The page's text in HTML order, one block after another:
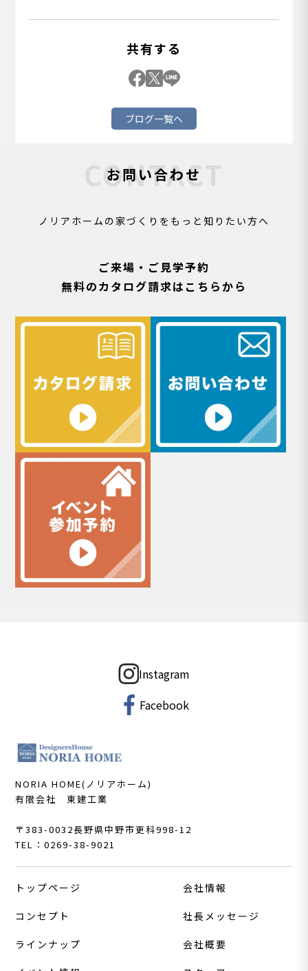
共有する
ブログ一覧へ
お問い合わせ
CONTACT
ノリアホームの家づくりをもっと知りたい方へ
ご来場・ご見学予約
無料のカタログ請求はこちらから
Instagram
Facebook
NORIA HOME(ノリアホーム)
有限会社 東建工業
〒383-0032長野県中野市更科998-12
TEL：0269-38-9021
トップページ
コンセプト
ラインナップ
会社情報
社長メッセージ
会社概要